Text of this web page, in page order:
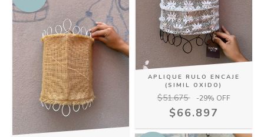
APLIQUE RULO ENCAJE
(SIMIL OXIDO)
$51.675 -29% OFF
$66.897